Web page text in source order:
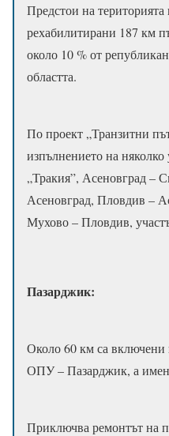
Предстои на
рехабилитирани 187 км
около 10 % от
областта.
По проект „Транзитни
изпълнението на
„Тракия”, Асеновград –
Асеновград, Пловдив –
Мухово – Пловдив,
Пазарджик:
Около 60 км са включени
ОПУ – Пазарджик, а
Приключва ремонтът на